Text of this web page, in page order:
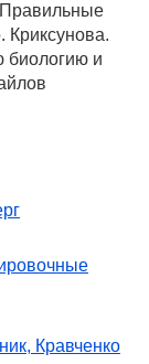
Криксунова.
биологию и
Кравченко